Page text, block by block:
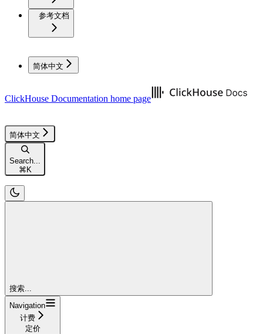
参考文档
简体中文
ClickHouse Documentation home page
简体中文
Search...
⌘ K
搜索...
Navigation
计费
定价